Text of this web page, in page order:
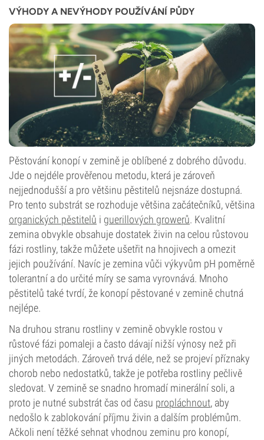
VÝHODY A NEVÝHODY POUŽÍVÁNÍ PŮDY
Pěstování konopí v zemině je oblíbené z dobrého důvodu.
Jde o nejdéle prověřenou metodu, která je zároveň
nejjednodušší a pro většinu pěstitelů nejsnáze dostupná.
Pro tento substrát se rozhoduje většina začátečníků, většina
organických pěstitelů i guerillových growerů. Kvalitní
zemina obvykle obsahuje dostatek živin na celou růstovou
fázi rostliny, takže můžete ušetřit na hnojivech a omezit
jejich používání. Navíc je zemina vůči výkyvům pH poměrně
tolerantní a do určité míry se sama vyrovnává. Mnoho
pěstitelů také tvrdí, že konopí pěstované v zemině chutná
nejlépe.
Na druhou stranu rostliny v zemině obvykle rostou v
růstové fázi pomaleji a často dávají nižší výnosy než při
jiných metodách. Zároveň trvá déle, než se projeví příznaky
chorob nebo nedostatků, takže je potřeba rostliny pečlivě
sledovat. V zemině se snadno hromadí minerální soli, a
proto je nutné substrát čas od času propláchnout, aby
nedošlo k zablokování příjmu živin a dalším problémům.
Ačkoli není těžké sehnat vhodnou zeminu pro konopí,